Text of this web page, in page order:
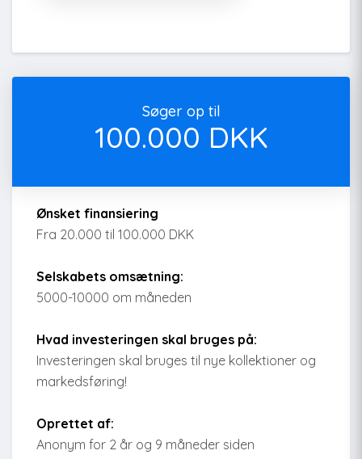
Søger op til
100.000 DKK
Ønsket finansiering
Fra 20.000 til 100.000 DKK
Selskabets omsætning:
5000-10000 om måneden
Hvad investeringen skal bruges på:
Investeringen skal bruges til nye kollektioner og
markedsføring!
Oprettet af:
Anonym for 2 år og 9 måneder siden